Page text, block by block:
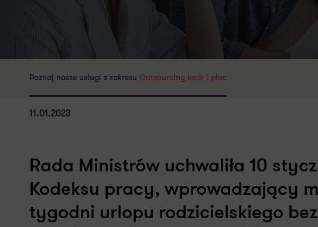
Poznaj nasze usługi z zakresu Outsourcing kadr i płac
11.01.2023
Rada Ministrów uchwaliła 10
Kodeksu pracy, wprowadzający
tygodni urlopu rodzicielskiego